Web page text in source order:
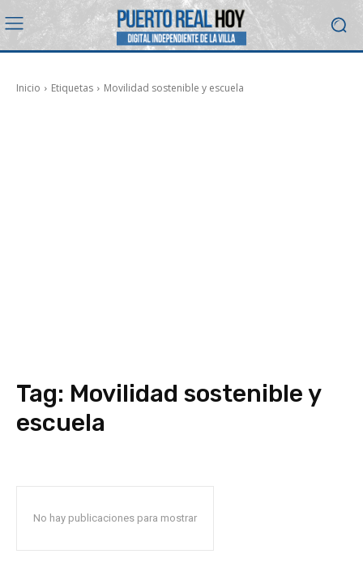
Inicio Etiquetas Movilidad sostenible y escuela
Tag: Movilidad sostenible y
escuela
No hay publicaciones para mostrar